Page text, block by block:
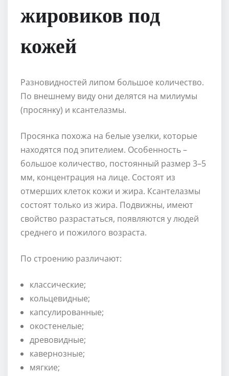
жировиков под
кожей
Разновидностей липом большое количество.
По внешнему виду они делятся на милиумы
(просянку) и ксантелазмы.
Просянка похожа на белые узелки, которые
находятся под эпителием. Особенность –
большое количество, постоянный размер 3–5
мм, концентрация на лице. Состоят из
отмерших клеток кожи и жира. Ксантелазмы
состоят только из жира. Подвижны, имеют
свойство разрастаться, появляются у людей
среднего и пожилого возраста.
По строению различают:
классические;
кольцевидные;
капсулированные;
окостенелые;
древовидные;
кавернозные;
мягкие;